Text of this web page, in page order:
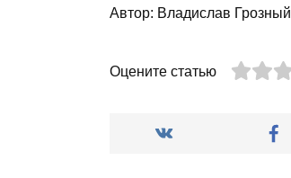
Автор: Владислав Грозный
Оцените статью